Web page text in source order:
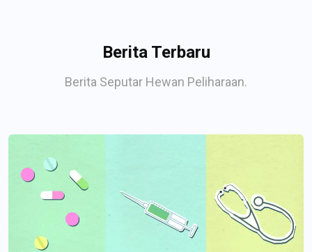
Berita Terbaru
Berita Seputar Hewan Peliharaan.